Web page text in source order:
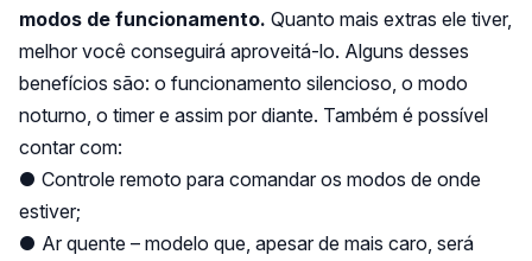
modos de funcionamento. Quanto mais extras ele tiver,
melhor você conseguirá aproveitá-lo. Alguns desses
benefícios são: o funcionamento silencioso, o modo
noturno, o timer e assim por diante. Também é possível
contar com:
● Controle remoto para comandar os modos de onde
estiver;
● Ar quente – modelo que, apesar de mais caro, será